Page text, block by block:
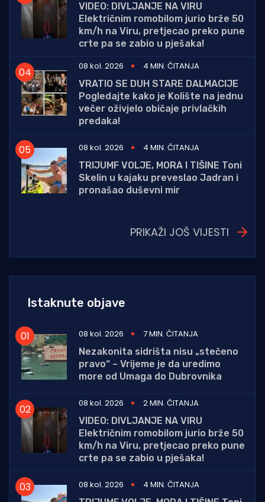
VIDEO: DIVLJANJE NA VIRU
Električnim romobilom jurio brže 50
km/h na Viru, pretjecao preko pune
crte pa se zabio u pješaka!
08 kol. 2026
4 MIN. ČITANJA
VRATIO SE DUH STARE DALMACIJE
Pogledajte kako je Kolište na jednu
večer oživjelo običaje privlačkih
predaka!
08 kol. 2026
4 MIN. ČITANJA
TRIJUMF VOLJE, MORA I TIŠINE Toni
Skelin u kajaku preveslao Jadran i
pronašao duševni mir
PRIKAŽI JOŠ VIJESTI
Istaknute objave
08 kol. 2026
7 MIN. ČITANJA
Nezakonita sidrišta nisu „stečeno
pravo“ – Vrijeme je da uredimo
more od Umaga do Dubrovnika
08 kol. 2026
2 MIN. ČITANJA
VIDEO: DIVLJANJE NA VIRU
Električnim romobilom jurio brže 50
km/h na Viru, pretjecao preko pune
crte pa se zabio u pješaka!
08 kol. 2026
4 MIN. ČITANJA